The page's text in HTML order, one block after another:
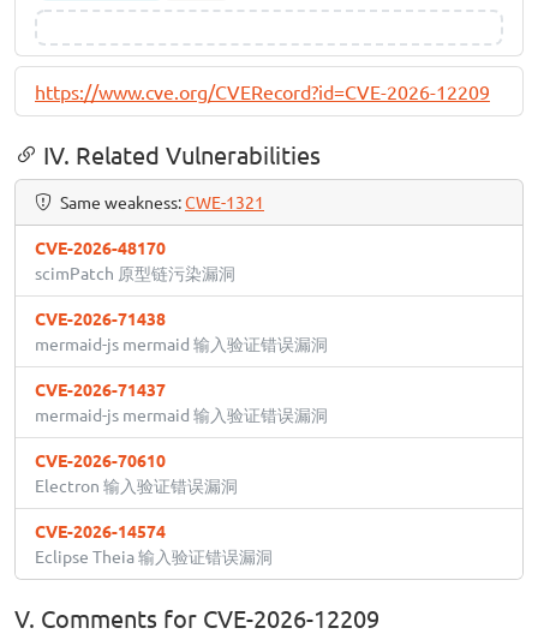
https://www.cve.org/CVERecord?id=CVE-2026-12209
IV. Related Vulnerabilities
Same weakness:CWE-1321
CVE-2026-48170
scimPatch 原型链污染漏洞
CVE-2026-71438
mermaid-js mermaid 输入验证错误漏洞
CVE-2026-71437
mermaid-js mermaid 输入验证错误漏洞
CVE-2026-70610
Electron 输入验证错误漏洞
CVE-2026-14574
Eclipse Theia 输入验证错误漏洞
V. Comments for CVE-2026-12209